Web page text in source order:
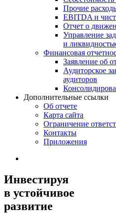
Прочие
EBITDA и
Отчет о
Управление
и
Финансовая
Заявление об
Аудиторское
аудиторов
Дополнительные ссылки
Об отчете
Карта сайта
Ограничение
Контакты
Приложения
Инвестируя
в устойчивое
развитие